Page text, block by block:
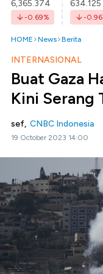
6,365.374
-0.69%
634.125
-0.96
HOME News Berita
INTERNASIONAL
Buat Gaza
Kini Serang
sef, CNBC Indonesia
19 October 2023 14:00